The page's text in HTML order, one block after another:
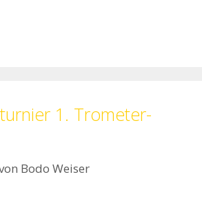
1. Trometer-
Bodo Weiser